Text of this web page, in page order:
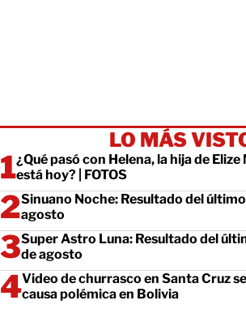
LO MÁS
¿Qué pasó con Helena, la hija de
está hoy? | FOTOS
Sinuano Noche: Resultado del
agosto
Super Astro Luna: Resultado del
de agosto
Video de churrasco en Santa Cruz
causa polémica en Bolivia